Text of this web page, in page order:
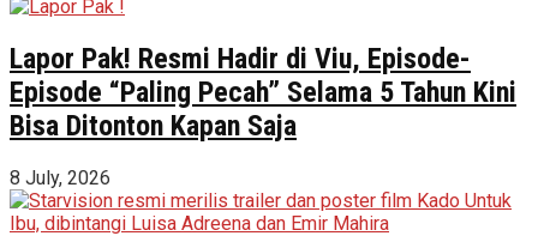
Lapor Pak! Resmi Hadir di Viu, Episode-
Episode “Paling Pecah” Selama 5 Tahun Kini
Bisa Ditonton Kapan Saja
8 July, 2026